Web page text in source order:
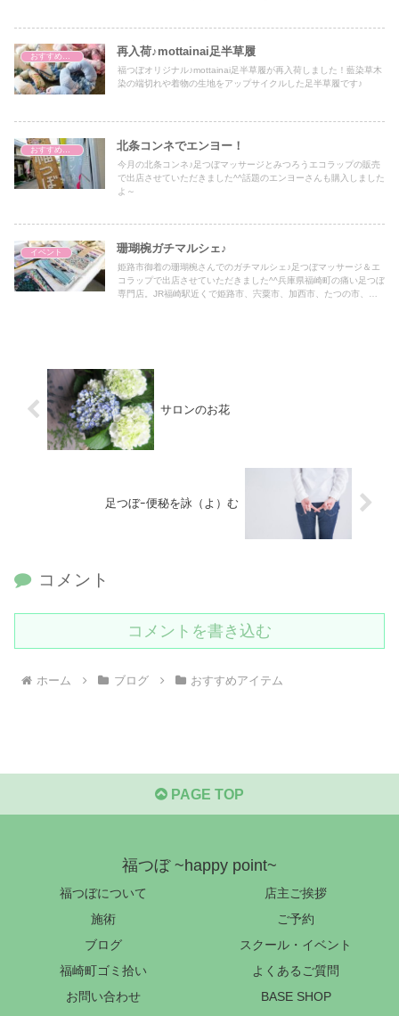
再入荷♪mottainai足半草履
福つぼオリジナル♪mottainai足半草履が再入荷しました！藍染草木
染の端切れや着物の生地をアップサイクルした足半草履です♪
おすすめアイテム 北条コンネでエンヨー！
今月の北条コンネ♪足つぼマッサージとみつろうエコラップの販売
で出店させていただきました^^話題のエンヨーさんも購入しました
よ～
イベント 珊瑚椀ガチマルシェ♪
姫路市御着の珊瑚椀さんでのガチマルシェ♪足つぼマッサージ＆エ
コラップで出店させていただきました^^兵庫県福崎町の痛い足つぼ
専門店。JR福崎駅近くで姫路市、宍粟市、加西市、たつの市、三
サロンのお花
足つぼｰ便秘を詠（よ）む
コメント
コメントを書き込む
ホーム ブログ おすすめアイテム
PAGE TOP
福つぼ ~happy point~
福つぼについて
店主ご挨拶
施術
ご予約
ブログ
スクール・イベント
福崎町ゴミ拾い
よくあるご質問
お問い合わせ
BASE SHOP